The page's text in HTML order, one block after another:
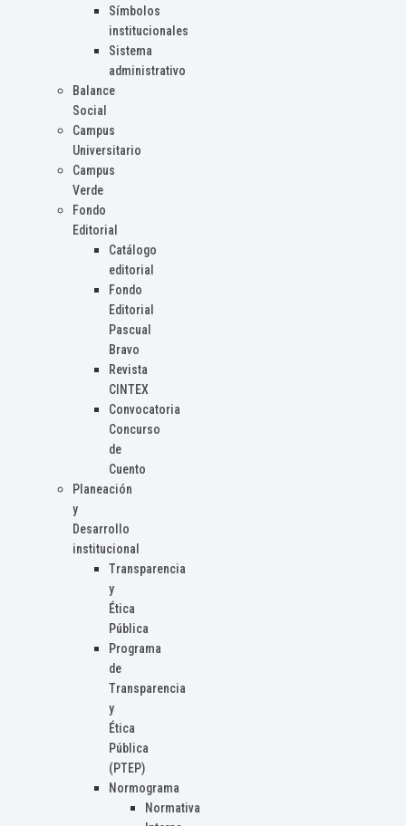
Símbolos
institucionales
Sistema
administrativo
Balance
Social
Campus
Universitario
Campus
Verde
Fondo
Editorial
Catálogo
editorial
Fondo
Editorial
Pascual
Bravo
Revista
CINTEX
Convocatoria
Concurso
de
Cuento
Planeación
y
Desarrollo
institucional
Transparencia
y
Ética
Pública
Programa
de
Transparencia
y
Ética
Pública
(PTEP)
Normograma
Normativa